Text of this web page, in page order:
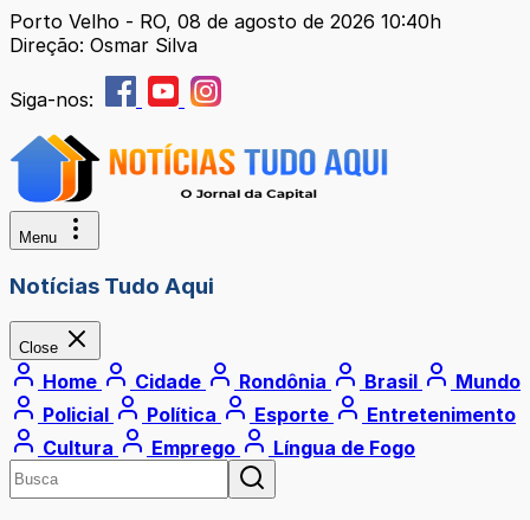
Porto Velho - RO, 08 de agosto de 2026 10:40h
Direção: Osmar Silva
Siga-nos:
Menu
Notícias Tudo Aqui
Close
Home Cidade Rondônia Brasil
Mundo
Policial
Política Esporte
Entretenimento
Cultura
Emprego Língua de Fogo